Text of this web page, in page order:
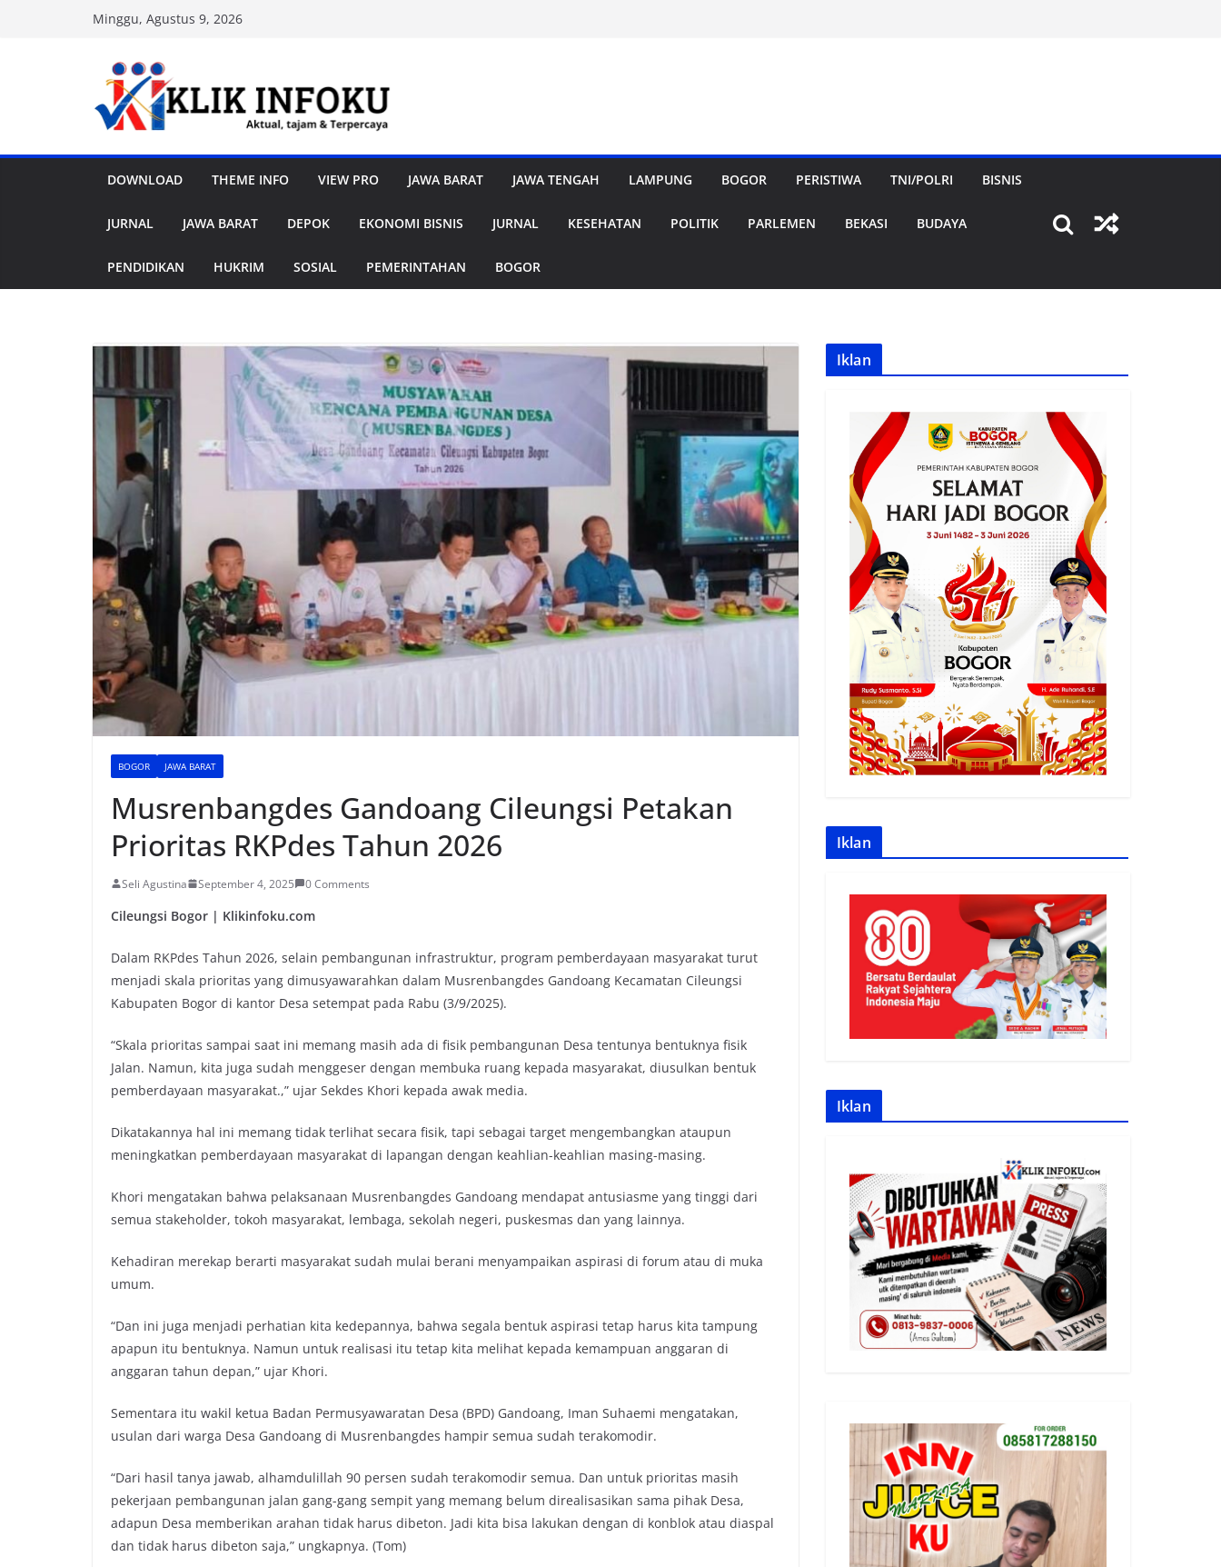
Minggu, Agustus 9, 2026
DOWNLOAD THEME INFO VIEW PRO JAWA BARAT JAWA TENGAH LAMPUNG BOGOR PERISTIWA TNI/POLRI BISNIS
JURNAL JAWA BARAT DEPOK EKONOMI BISNIS JURNAL KESEHATAN POLITIK PARLEMEN BEKASI BUDAYA
PENDIDIKAN HUKRIM SOSIAL PEMERINTAHAN BOGOR
BOGOR JAWA BARAT
Musrenbangdes Gandoang Cileungsi Petakan
Prioritas RKPdes Tahun 2026
Seli Agustina September 4, 2025 0 Comments
Cileungsi Bogor | Klikinfoku.com
Dalam RKPdes Tahun 2026, selain pembangunan infrastruktur, program pemberdayaan masyarakat turut
menjadi skala prioritas yang dimusyawarahkan dalam Musrenbangdes Gandoang Kecamatan Cileungsi
Kabupaten Bogor di kantor Desa setempat pada Rabu (3/9/2025).
“Skala prioritas sampai saat ini memang masih ada di fisik pembangunan Desa tentunya bentuknya fisik
Jalan. Namun, kita juga sudah menggeser dengan membuka ruang kepada masyarakat, diusulkan bentuk
pemberdayaan masyarakat.,” ujar Sekdes Khori kepada awak media.
Dikatakannya hal ini memang tidak terlihat secara fisik, tapi sebagai target mengembangkan ataupun
meningkatkan pemberdayaan masyarakat di lapangan dengan keahlian-keahlian masing-masing.
Khori mengatakan bahwa pelaksanaan Musrenbangdes Gandoang mendapat antusiasme yang tinggi dari
semua stakeholder, tokoh masyarakat, lembaga, sekolah negeri, puskesmas dan yang lainnya.
Kehadiran merekap berarti masyarakat sudah mulai berani menyampaikan aspirasi di forum atau di muka
umum.
“Dan ini juga menjadi perhatian kita kedepannya, bahwa segala bentuk aspirasi tetap harus kita tampung
apapun itu bentuknya. Namun untuk realisasi itu tetap kita melihat kepada kemampuan anggaran di
anggaran tahun depan,” ujar Khori.
Sementara itu wakil ketua Badan Permusyawaratan Desa (BPD) Gandoang, Iman Suhaemi mengatakan,
usulan dari warga Desa Gandoang di Musrenbangdes hampir semua sudah terakomodir.
“Dari hasil tanya jawab, alhamdulillah 90 persen sudah terakomodir semua. Dan untuk prioritas masih
pekerjaan pembangunan jalan gang-gang sempit yang memang belum direalisasikan sama pihak Desa,
adapun Desa memberikan arahan tidak harus dibeton. Jadi kita bisa lakukan dengan di konblok atau diaspal
dan tidak harus dibeton saja,” ungkapnya. (Tom)
Iklan
Iklan
Iklan